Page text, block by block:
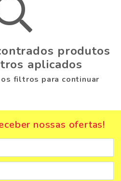
produtos
aplicados
os filtros para continuar
nossas ofertas!